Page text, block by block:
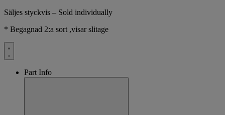
Säljes styckvis – Sold individually
* Begagnad 2:a sort ,visar slitage
Part Info